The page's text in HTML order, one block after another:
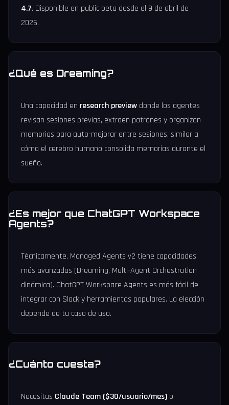
4.7. Disponible en public beta desde el 9 de abril de
2026.
¿Qué es Dreaming?
Una capacidad en research preview donde los agentes
revisan sesiones previas, extraen patrones y organizan
memorias para auto-mejorar entre sesiones, similar a
cómo el cerebro humano consolida memorias durante el
sueño.
¿Es mejor que ChatGPT Workspace
Agents?
Técnicamente, Managed Agents v2 tiene capacidades
más avanzadas (Dreaming, Multi-Agent Orchestration
dinámica). ChatGPT Workspace Agents es más fácil de
integrar con Slack y herramientas populares. La elección
depende de tu caso de uso.
¿Cuánto cuesta?
Necesitas Claude Team ($30/usuario/mes) o